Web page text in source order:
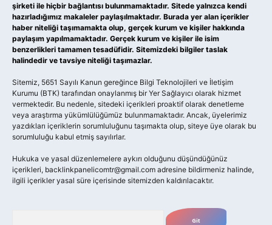
şirketi ile hiçbir bağlantısı bulunmamaktadır. Sitede yalnızca kendi
hazırladığımız makaleler paylaşılmaktadır. Burada yer alan içerikler
haber niteliği taşımamakta olup, gerçek kurum ve kişiler hakkında
paylaşım yapılmamaktadır. Gerçek kurum ve kişiler ile isim
benzerlikleri tamamen tesadüfidir. Sitemizdeki bilgiler taslak
halindedir ve tavsiye niteliği taşımazlar.
Sitemiz, 5651 Sayılı Kanun gereğince Bilgi Teknolojileri ve İletişim
Kurumu (BTK) tarafından onaylanmış bir Yer Sağlayıcı olarak hizmet
vermektedir. Bu nedenle, sitedeki içerikleri proaktif olarak denetleme
veya araştırma yükümlülüğümüz bulunmamaktadır. Ancak, üyelerimiz
yazdıkları içeriklerin sorumluluğunu taşımakta olup, siteye üye olarak bu
sorumluluğu kabul etmiş sayılırlar.
Hukuka ve yasal düzenlemelere aykırı olduğunu düşündüğünüz
içerikleri, backlinkpanelicomtr@gmail.com adresine bildirmeniz halinde,
ilgili içerikler yasal süre içerisinde sitemizden kaldırılacaktır.